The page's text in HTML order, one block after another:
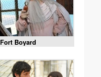
Fort Boyard